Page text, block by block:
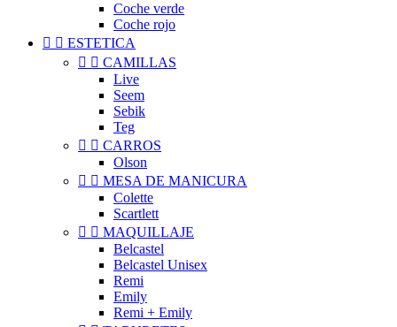
Coche verde
Coche rojo
  ESTETICA
  CAMILLAS
Live
Seem
Sebik
Teg
  CARROS
Olson
  MESA DE MANICURA
Colette
Scartlett
  MAQUILLAJE
Belcastel
Belcastel Unisex
Remi
Emily
Remi + Emily